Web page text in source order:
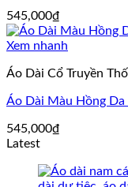
545,000₫
Xem nhanh
Áo Dài Cổ Truyền
Áo Dài Màu Hồng Da
545,000₫
Latest